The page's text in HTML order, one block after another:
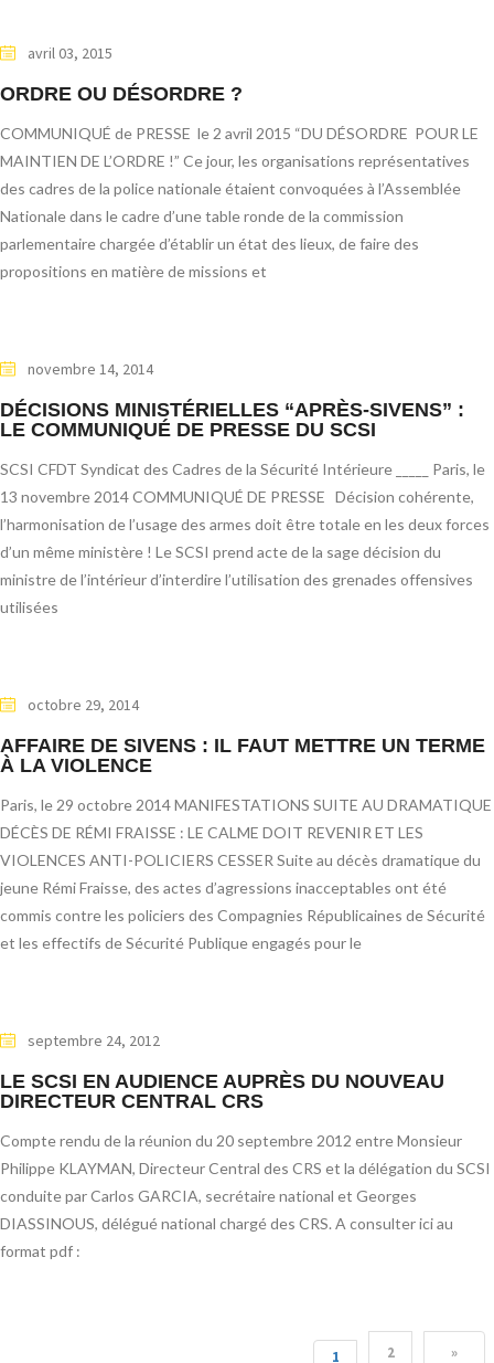
avril 03, 2015
ORDRE OU DÉSORDRE ?
COMMUNIQUÉ de PRESSE le 2 avril 2015 “DU DÉSORDRE POUR LE
MAINTIEN DE L’ORDRE !” Ce jour, les organisations représentatives
des cadres de la police nationale étaient convoquées à l’Assemblée
Nationale dans le cadre d’une table ronde de la commission
parlementaire chargée d’établir un état des lieux, de faire des
propositions en matière de missions et
novembre 14, 2014
DÉCISIONS MINISTÉRIELLES “APRÈS-SIVENS” :
LE COMMUNIQUÉ DE PRESSE DU SCSI
SCSI CFDT Syndicat des Cadres de la Sécurité Intérieure _____ Paris, le
13 novembre 2014 COMMUNIQUÉ DE PRESSE Décision cohérente,
l’harmonisation de l’usage des armes doit être totale en les deux forces
d’un même ministère ! Le SCSI prend acte de la sage décision du
ministre de l’intérieur d’interdire l’utilisation des grenades offensives
utilisées
octobre 29, 2014
AFFAIRE DE SIVENS : IL FAUT METTRE UN TERME
À LA VIOLENCE
Paris, le 29 octobre 2014 MANIFESTATIONS SUITE AU DRAMATIQUE
DÉCÈS DE RÉMI FRAISSE : LE CALME DOIT REVENIR ET LES
VIOLENCES ANTI-POLICIERS CESSER Suite au décès dramatique du
jeune Rémi Fraisse, des actes d’agressions inacceptables ont été
commis contre les policiers des Compagnies Républicaines de Sécurité
et les effectifs de Sécurité Publique engagés pour le
septembre 24, 2012
LE SCSI EN AUDIENCE AUPRÈS DU NOUVEAU
DIRECTEUR CENTRAL CRS
Compte rendu de la réunion du 20 septembre 2012 entre Monsieur
Philippe KLAYMAN, Directeur Central des CRS et la délégation du SCSI
conduite par Carlos GARCIA, secrétaire national et Georges
DIASSINOUS, délégué national chargé des CRS. A consulter ici au
format pdf :
1 2 »